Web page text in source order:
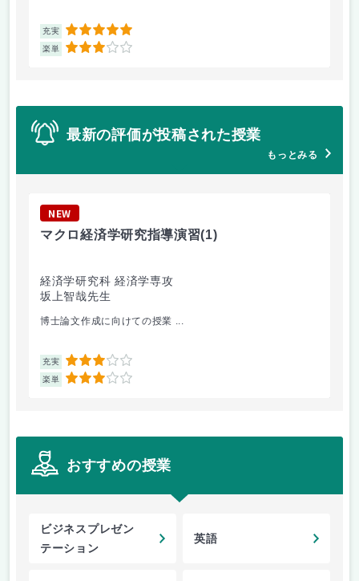
充実 5
楽単 3
最新の評価が投稿された授業
もっとみる
NEW
マクロ経済学研究指導演習(1)
経済学研究科 経済学専攻
坂上智哉先生
博士論文作成に向けての授業 ...
充実 3
楽単 3
おすすめの授業
ビジネスプレゼン
テーション
英語